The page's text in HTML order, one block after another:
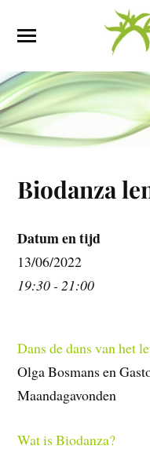
Biodanza
Datum en tijd
13/06/2022
19:30 - 21:00
Dans de dans van het
Olga Bosmans en
Maandagavonden
Wat is Biodanza?